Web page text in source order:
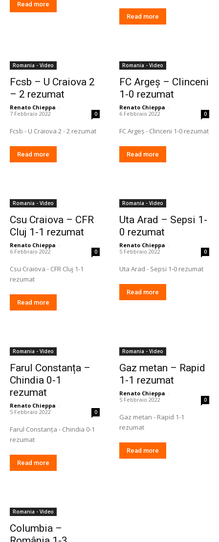
Read more
Read more
Romania - Video
Fcsb – U Craiova 2
– 2 rezumat
Renato Chieppa -
7 Febbraio 2022
0
Fcsb - U Craiova 2 - 2 rezumat
Read more
Romania - Video
FC Argeș – Clinceni
1-0 rezumat
Renato Chieppa -
6 Febbraio 2022
0
FC Argeș - Clinceni 1-0 rezumat
Read more
Romania - Video
Csu Craiova – CFR
Cluj 1-1 rezumat
Renato Chieppa -
6 Febbraio 2022
0
Csu Craiova - CFR Cluj 1-1
rezumat
Read more
Romania - Video
Uta Arad – Sepsi 1-
0 rezumat
Renato Chieppa -
5 Febbraio 2022
0
Uta Arad - Sepsi 1-0 rezumat
Read more
Romania - Video
Farul Constanța –
Chindia 0-1
rezumat
Renato Chieppa -
5 Febbraio 2022
0
Farul Constanța - Chindia 0-1
rezumat
Read more
Romania - Video
Gaz metan – Rapid
1-1 rezumat
Renato Chieppa -
5 Febbraio 2022
0
Gaz metan - Rapid 1-1
rezumat
Read more
Romania - Video
Columbia –